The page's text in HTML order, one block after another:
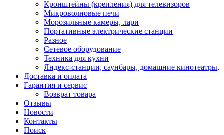
Кронштейны (крепления) для телевизоров
Микроволновые печи
Морозильные камеры, лари
Портативные электрические станции
Разное
Сетевое оборудование
Техника для кухни
Яндекс-станции, саунбары, домашние кинотеатры,
Доставка и оплата
Гарантия и сервис
Возврат товара
Отзывы
Новости
Контакты
Поиск